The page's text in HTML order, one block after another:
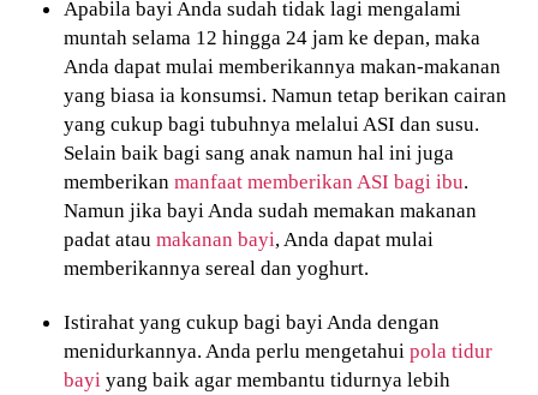
Apabila bayi Anda sudah tidak lagi mengalami
muntah selama 12 hingga 24 jam ke depan, maka
Anda dapat mulai memberikannya makan-makanan
yang biasa ia konsumsi. Namun tetap berikan cairan
yang cukup bagi tubuhnya melalui ASI dan susu.
Selain baik bagi sang anak namun hal ini juga
memberikanmanfaat memberikan ASI bagi ibu.
Namun jika bayi Anda sudah memakan makanan
padat ataumakanan bayi, Anda dapat mulai
memberikannya sereal dan yoghurt.
Istirahat yang cukup bagi bayi Anda dengan
menidurkannya. Anda perlu mengetahuipola tidur
bayi yang baik agar membantu tidurnya lebih